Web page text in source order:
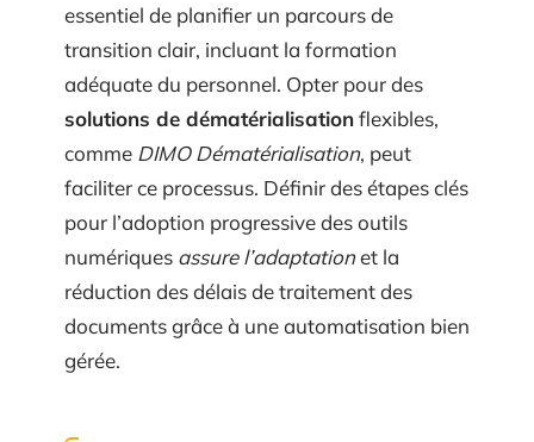
essentiel de planifier un parcours de
transition clair, incluant la formation
adéquate du personnel. Opter pour des
solutions de dématérialisationflexibles,
comme DIMO Dématérialisation, peut
faciliter ce processus. Définir des étapes clés
pour l’adoption progressive des outils
numériques assure l’adaptationet la
réduction des délais de traitement des
documents grâce à une automatisation bien
gérée.